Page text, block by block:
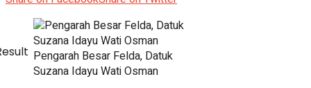
Pengarah Besar Felda, Datuk
Suzana Idayu Wati Osman